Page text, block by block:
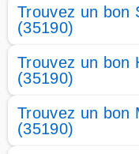
Trouvez un bon
(35190)
Trouvez un bon
(35190)
Trouvez un bon
(35190)